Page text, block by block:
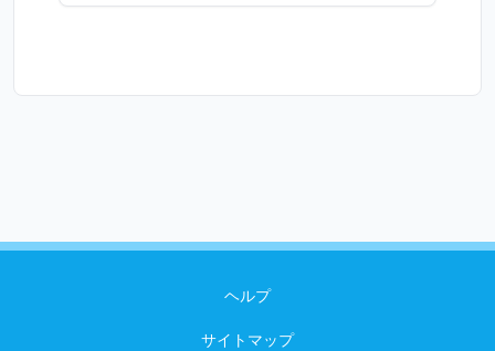
ヘルプ
サイトマップ